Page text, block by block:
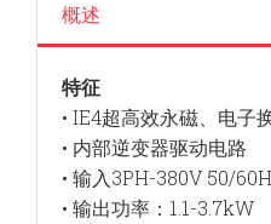
概述
特征
• IE4超高效永磁、电子
• 内部逆变器驱动电路
• 输入3PH-380V 50/
• 输出功率：1.1-3.7kW